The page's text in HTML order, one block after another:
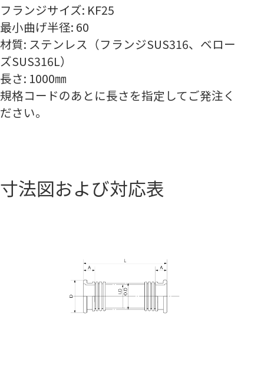
フランジサイズ: KF25
最小曲げ半径: 60
材質: ステンレス（フランジSUS316、ベロー
ズSUS316L）
長さ: 1000㎜
規格コードのあとに長さを指定してご発注く
ださい。
寸法図および対応表